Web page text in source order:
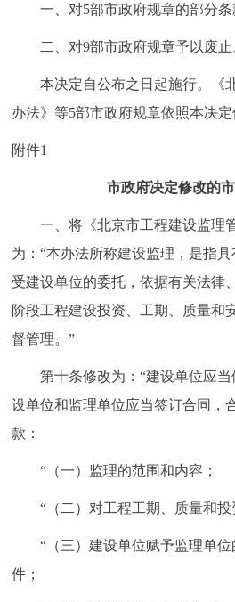
한국어
DEUTSCH FRANÇAIS
一、对5部市政府规章的部分条
二、对9部市政府规章予以废止
本决定自公布之日起施行。《
办法》等5部市政府规章依照本决定
附件1
市政府决定修改的
一、将《北京市工程建设监理
为：“本办法所称建设监理，是指
受建设单位的委托，依据有关法律
阶段工程建设投资、工期、质量和
督管理。”
第十条修改为：“建设单位应当
设单位和监理单位应当签订合同，
款：
“（一）监理的范围和内容；
“（二）对工程工期、质量和投
“（三）建设单位赋予监理单位
件；